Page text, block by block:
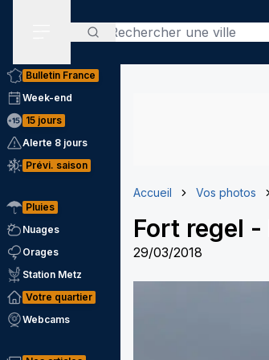
Rechercher
Bulletin France
Week-end
15 jours
Alerte 8 jours
Prévi. saison
Pluies
Nuages
Orages
Station Metz
Votre quartier
Webcams
Accueil Vos photos
Fort regel -
29/03/2018